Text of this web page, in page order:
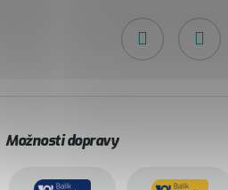
Možnosti dopravy